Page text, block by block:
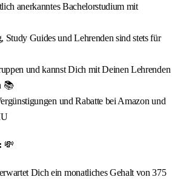
anerkanntes Bachelorstudium mit
Study Guides und Lehrenden sind stets für
und kannst Dich mit Deinen Lehrenden
📚
und Rabatte bei Amazon und
💸
Dich ein monatliches Gehalt von 375